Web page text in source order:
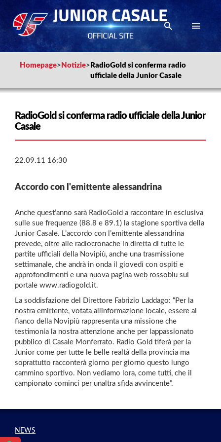
Homepage> Notizie> RadioGold si conferma radio
ufficiale della Junior Casale
RadioGold si conferma radio ufficiale della Junior
Casale
22.09.11 16:30
Accordo con l'emittente alessandrina
Anche quest’anno sarà RadioGold a raccontare in esclusiva
sulle sue frequenze (88.8 e 89.1) la stagione sportiva della
Junior Casale. L’accordo con l’emittente alessandrina
prevede, oltre alle radiocronache in diretta di tutte le
partite ufficiali della Novipiù, anche una trasmissione
settimanale, che andrà in onda il giovedì con ospiti e
approfondimenti e una nuova pagina web rossoblu sul
portale www.radiogold.it.
La soddisfazione del Direttore Fabrizio Laddago: “Per la
nostra emittente, votata allinformazione locale, essere al
fianco della Novipiù rappresenta una missione che
testimonia la nostra attenzione anche per lappassionato
pubblico di Casale Monferrato. Radio Gold tiferà per la
Junior come per tutte le belle realtà della provincia ma
soprattutto racconterà giorno per giorno questo lungo
cammino sportivo. Non vediamo lora, come tutti, che il
campionato cominci per unaltra sfida avvincente”.
NEWS